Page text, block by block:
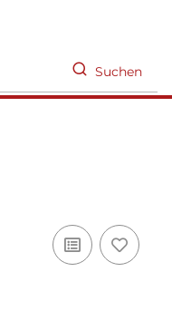
Suchen